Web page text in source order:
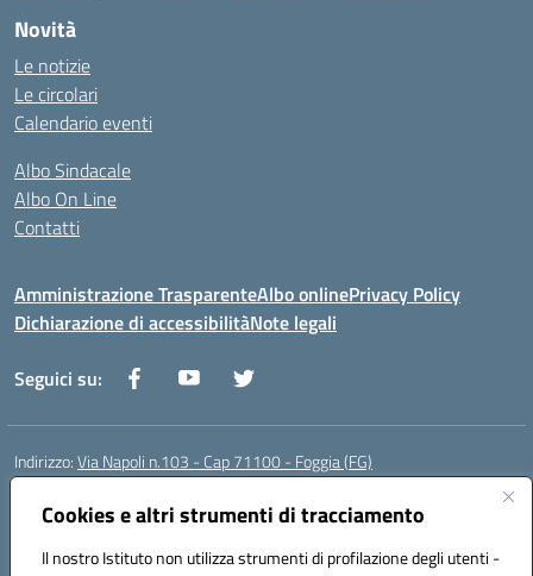
Cookies e altri strumenti di tracciamento
Il nostro Istituto non utilizza strumenti di profilazione degli utenti -
Novità
Le notizie
Le circolari
Calendario eventi
Albo Sindacale
Albo On Line
Contatti
Amministrazione TrasparenteAlbo onlinePrivacy Policy
Dichiarazione di accessibilitàNote legali
Seguici su:
Indirizzo:Via Napoli n.103 - Cap 71100 - Foggia (FG)
Centralino:
Posta elettronica certificata (PEC):fgis00800v@pec.istruzione.it
Codice fiscale: 80003280718